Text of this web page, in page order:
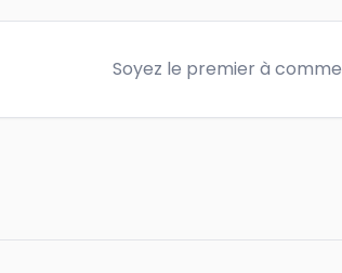
Soyez le premier à